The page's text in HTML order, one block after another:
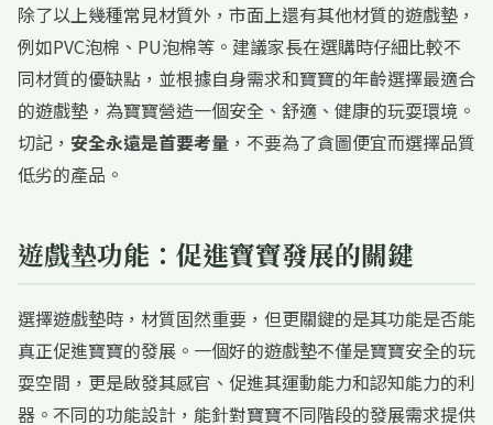
除了以上幾種常見材質外，市面上還有其他材質的遊戲墊，
例如PVC泡棉、PU泡棉等。建議家長在選購時仔細比較不
同材質的優缺點，並根據自身需求和寶寶的年齡選擇最適合
的遊戲墊，為寶寶營造一個安全、舒適、健康的玩耍環境。
切記， 安全永遠是首要考量 ，不要為了貪圖便宜而選擇品質
低劣的產品。
遊戲墊功能：促進寶寶發展的關鍵
選擇遊戲墊時，材質固然重要，但更關鍵的是其功能是否能
真正促進寶寶的發展。一個好的遊戲墊不僅是寶寶安全的玩
耍空間，更是啟發其感官、促進其運動能力和認知能力的利
器。不同的功能設計，能針對寶寶不同階段的發展需求提供